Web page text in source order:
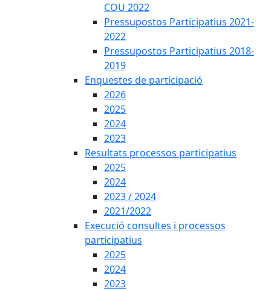
COU 2022
Pressupostos Participatius 2021-
2022
Pressupostos Participatius 2018-
2019
Enquestes de participació
2026
2025
2024
2023
Resultats processos participatius
2025
2024
2023 / 2024
2021/2022
Execució consultes i processos
participatius
2025
2024
2023